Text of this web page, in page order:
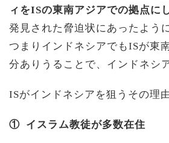
ィをISの東南アジアでの拠点に
発見された脅迫状にあったよう
つまりインドネシアでもISが東
分ありうることで、インドネシ
ISがインドネシアを狙うその理
① イスラム教徒が多数在住